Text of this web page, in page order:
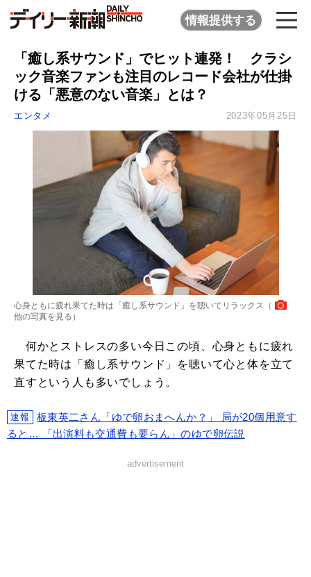
情報提供する
「癒し系サウンド」でヒット連発！ クラシ
ック音楽ファンも注目のレコード会社が仕掛
ける「悪意のない音楽」とは？
エンタメ 2023年05月25日
心身ともに疲れ果てた時は「癒し系サウンド」を聴いてリラックス（
他の写真を見る ）
何かとストレスの多い今日この頃、心身ともに疲れ
果てた時は「癒し系サウンド」を聴いて心と体を立て
直すという人も多いでしょう。
速報
板東英二さん「ゆで卵おまへんか？」 局が20個用意す
ると… 「出演料も交通費も要らん」のゆで卵伝説
advertisement